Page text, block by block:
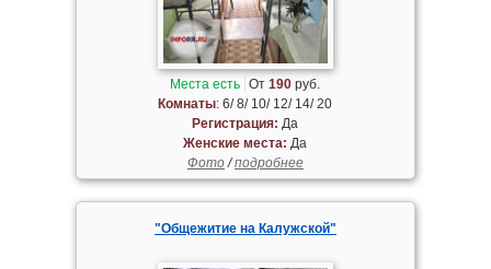
Места есть От190 руб.
Комнаты: 6/ 8/ 10/ 12/ 14/ 20
Регистрация: Да
Женские места: Да
Фото/подробнее
"Общежитие на Калужской"